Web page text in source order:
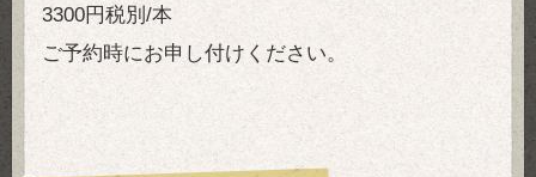
3300円税別/本
ご予約時にお申し付けください。